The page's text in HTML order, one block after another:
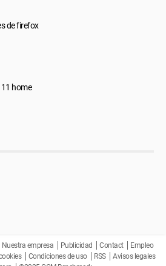
de firefox
home
Nuestra empresa Publicidad Contact
Empleo
Condiciones de uso RSS
Avisos legales